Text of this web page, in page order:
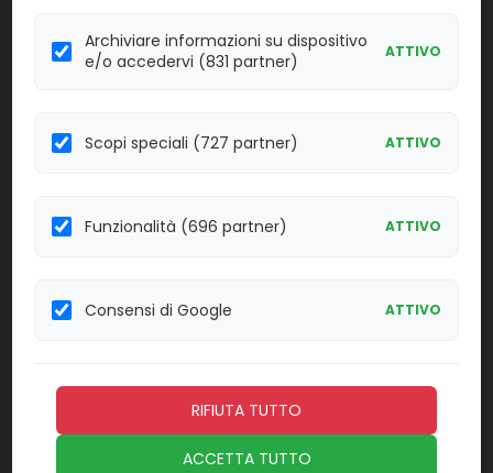
Effettua ilLOGINper acquistare.
Effettua il LOGIN per acquistare.
319130 Moduli di reazione 6x6x64
per acquistare.
Archiviare informazioni su dispositivo
e/o accedervi (831 partner)
ATTIVO
Scopi speciali (727 partner) ATTIVO
Funzionalità (696 partner) ATTIVO
Consensi di Google ATTIVO
RIFIUTA TUTTO
ACCETTA TUTTO